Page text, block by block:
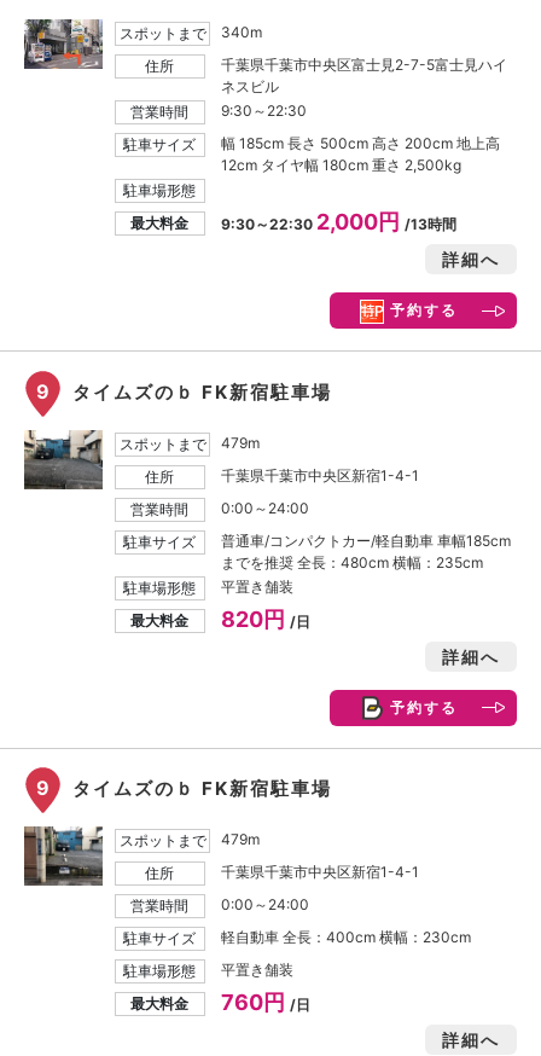
スポットまで
340m
住所
千葉県千葉市中央区富士見2-7-5富士見ハイ
ネスビル
営業時間
9:30～22:30
駐車サイズ
幅 185cm 長さ 500cm 高さ 200cm 地上高
12cm タイヤ幅 180cm 重さ 2,500kg
駐車場形態
最大料金
9:30～22:30 2,000円/13時間
詳細へ
予約する
9 タイムズのｂ FK新宿駐車場
スポットまで
479m
住所
千葉県千葉市中央区新宿1-4-1
営業時間
0:00～24:00
駐車サイズ
普通車/コンパクトカー/軽自動車 車幅185cm
までを推奨 全長：480cm 横幅：235cm
駐車場形態
平置き舗装
最大料金
820円 /日
詳細へ
予約する
9 タイムズのｂ FK新宿駐車場
スポットまで
479m
住所
千葉県千葉市中央区新宿1-4-1
営業時間
0:00～24:00
駐車サイズ
軽自動車 全長：400cm 横幅：230cm
駐車場形態
平置き舗装
最大料金
760円 /日
詳細へ